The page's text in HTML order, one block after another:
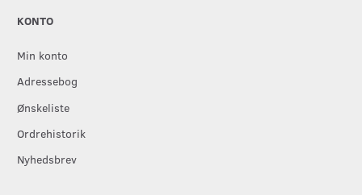
KONTO
Min konto
Adressebog
Ønskeliste
Ordrehistorik
Nyhedsbrev